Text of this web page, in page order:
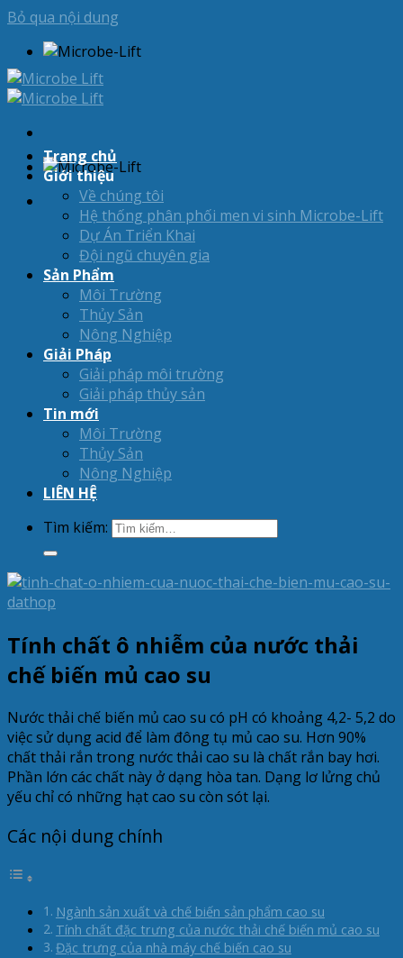
Bỏ qua nội dung
Trang chủ
Giới thiệu
Về chúng tôi
Hệ thống phân phối men vi sinh Microbe-Lift
Dự Án Triển Khai
Đội ngũ chuyên gia
Sản Phẩm
Môi Trường
Thủy Sản
Nông Nghiệp
Giải Pháp
Giải pháp môi trường
Giải pháp thủy sản
Tin mới
Môi Trường
Thủy Sản
Nông Nghiệp
LIÊN HỆ
Tìm kiếm:
Tính chất ô nhiễm của nước thải
chế biến mủ cao su
Nước thải chế biến mủ cao su có pH có khoảng 4,2- 5,2 do
việc sử dụng acid để làm đông tụ mủ cao su. Hơn 90%
chất thải rắn trong nước thải cao su là chất rắn bay hơi.
Phần lớn các chất này ở dạng hòa tan. Dạng lơ lửng chủ
yếu chỉ có những hạt cao su còn sót lại.
Các nội dung chính
Ngành sản xuất và chế biến sản phẩm cao su
Tính chất đặc trưng của nước thải chế biến mủ cao su
Đặc trưng của nhà máy chế biến cao su